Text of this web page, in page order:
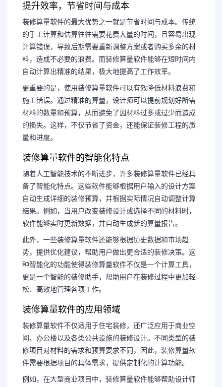
提升效率，节省时间与成本
装修算量软件的最大优势之一就是节省时间与成本。传统
的手工计算和估算往往需要花费大量的时间，且容易出现
计算错误，导致后期需要重新调整方案或者购买多余的材
料，造成不必要的浪费。而装修算量软件能够在短时间内
自动计算出精准的结果，极大地提高了工作效率。
更重要的是，使用装修算量软件可以有效降低材料浪费和
施工错误。通过精准的算量，设计师可以提前规划好所需
材料的数量和预算，从而避免了因材料过多或过少而造成
的损失。这样，不仅节省了资金，还能保证装修工程的质
量和进度。
装修算量软件的智能化特点
随着人工智能技术的不断进步，许多装修算量软件已经具
备了智能化特点。这些软件能够根据用户输入的设计方案
自动生成详细的装修预算，并根据实际情况自动调整计算
结果。例如，当用户改变装修设计或选择不同的材料时，
软件能够实时更新数据，并自动生成新的算量报告。
此外，一些装修算量软件还能够根据历史数据和市场趋
势，提供优化建议，帮助用户做出更合适的装修决策。这
种智能化的功能使得装修算量软件不仅是一个计算工具，
更是一个智能的装修助手，帮助用户在装修过程中更加轻
松、高效地管理各项工作。
装修算量软件的应用领域
装修算量软件不仅适用于住宅装修，还广泛应用于商业空
间、办公楼以及各类公共设施的装修设计。不同类型的装
修项目对材料的需求和预算要求不同，因此，装修算量软
件需要根据项目的具体需求，提供定制化的计算功能。
例如，在大型商业项目中，装修算量软件能够帮助设计师